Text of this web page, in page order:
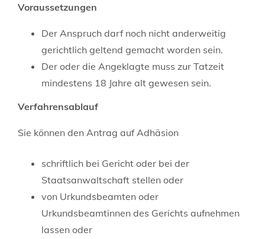
Voraussetzungen
Der Anspruch darf noch nicht anderweitig
gerichtlich geltend gemacht worden sein.
Der oder die Angeklagte muss zur Tatzeit
mindestens 18 Jahre alt gewesen sein.
Verfahrensablauf
Sie können den Antrag auf Adhäsion
schriftlich bei Gericht oder bei der
Staatsanwaltschaft stellen oder
von Urkundsbeamten oder
Urkundsbeamtinnen des Gerichts aufnehmen
lassen oder